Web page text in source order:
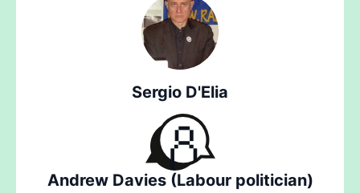
Sergio D'Elia
Andrew Davies (Labour politician)